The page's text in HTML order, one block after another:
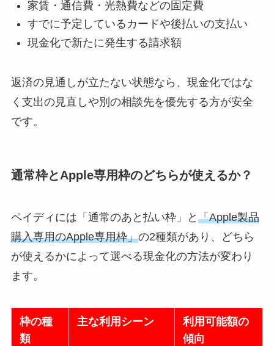
家賃・通信費・光熱費などの固定費
すでに予定しているカードや後払いの支払い
現金化で新たに発生する請求額
返済の見通しが立たない状態なら、現金化ではな
く支出の見直しや別の相談先を優先する方が安全
です。
通常枠とApple専用枠のどちらが使えるか？
ペイディには「通常のあと払い枠」と 「Apple製品
購入専用のApple専用枠」の2種類があり、どちら
が使えるかによって選べる現金化の方法が変わり
ます。
枠の種
類
主な利用シーン
利用可能額の
傾向